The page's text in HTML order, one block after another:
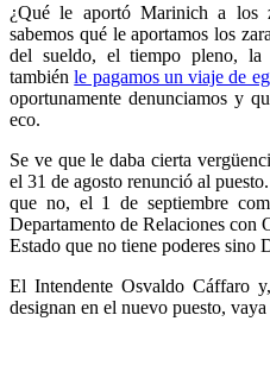
¿Qué le aportó Marinich a los
sabemos qué le aportamos los
del sueldo, el tiempo pleno,
tambiénle pagamos un viaje de
oportunamente denunciamos y
eco.
Se ve que le daba cierta
el 31 de agosto renunció al
que no, el 1 de septiembre
Departamento de Relaciones con
Estado que no tiene poderes sino
El Intendente Osvaldo Cáffaro
designan en el nuevo puesto,